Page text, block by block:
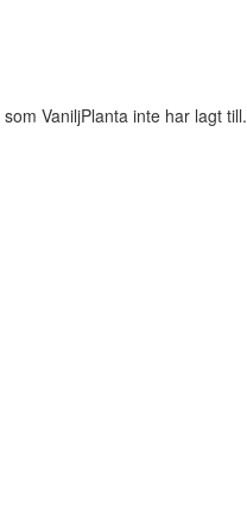
VaniljPlanta inte har lagt till.